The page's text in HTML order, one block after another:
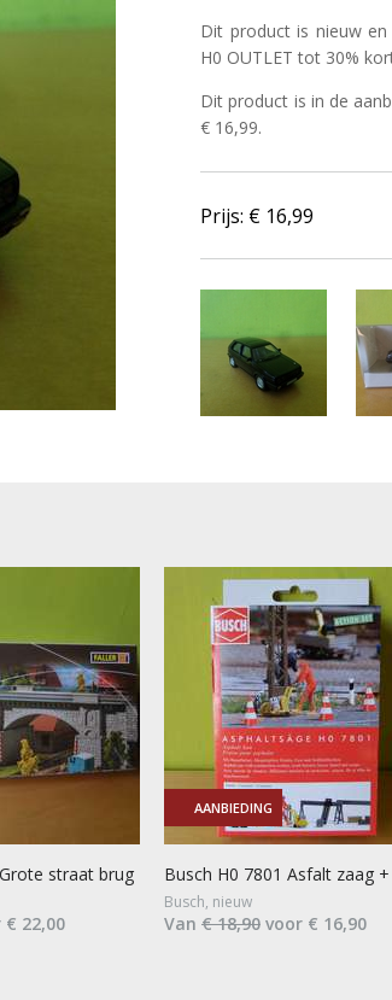
Dit product is nieuw en
H0 OUTLET tot 30%
Dit product is in de
€ 16,99.
Prijs: € 16,99
straat brug
22,00
AANBIEDING
Busch H0 7801 Asfalt zaag
Busch, nieuw
Van € 18,90 voor € 16,90